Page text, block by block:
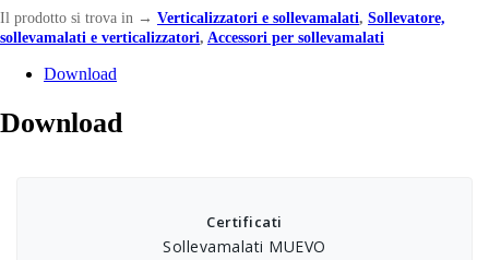
Il prodotto si trova in → Verticalizzatori e sollevamalati, Sollevatore,
sollevamalati e verticalizzatori, Accessori per sollevamalati
Download
Download